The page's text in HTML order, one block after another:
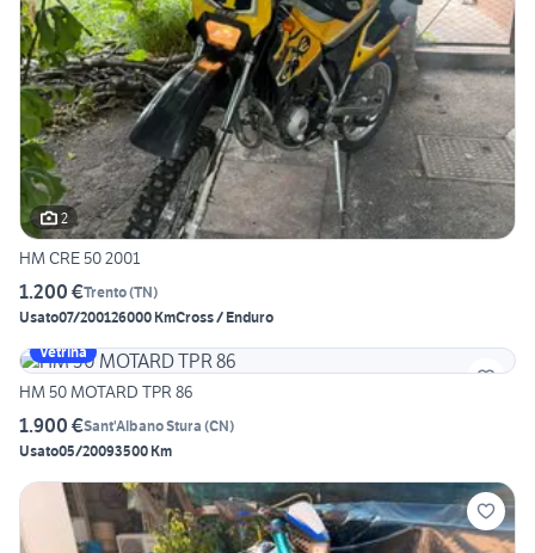
2
HM CRE 50 2001
1.200 €Trento(TN)
Usato07/200126000 KmCross / Enduro
Vetrina
HM 50 MOTARD TPR 86
1.900 €Sant'Albano Stura (CN)
Usato05/20093500 Km